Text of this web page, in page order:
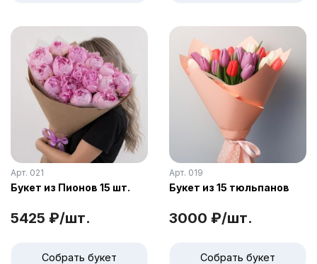
Арт. 021
Букет из Пионов 15 шт.
5425 ₽/шт.
Собрать букет
Арт. 019
Букет из 15 тюльпанов
3000 ₽/шт.
Собрать букет